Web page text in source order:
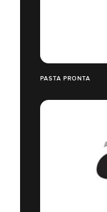
PASTA PRONTA